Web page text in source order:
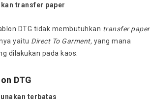
transfer paper
DTG tidak membutuhkan transfer paper
yaitu Direct To Garment, yang mana
dilakukan pada kaos.
DTG
terbatas